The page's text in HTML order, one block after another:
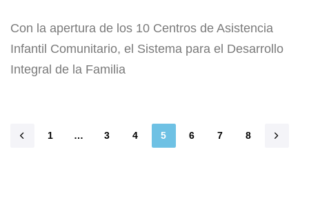
Con la apertura de los 10 Centros de Asistencia
Infantil Comunitario, el Sistema para el Desarrollo
Integral de la Familia
1 … 3 4 5 6 7 8